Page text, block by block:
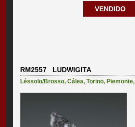
VENDIDO
RM2557 LUDWIGITA
Léssolo/Brosso,Cálea,Torino, Piemonte,